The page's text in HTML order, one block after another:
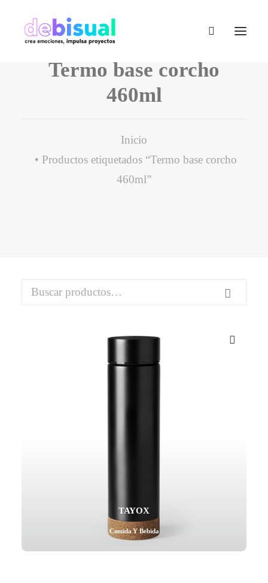
Termo base corcho
460ml
Inicio
Productos etiquetados “Termo base corcho
460ml”
Buscar
TAYOX
Comida Y Bebida